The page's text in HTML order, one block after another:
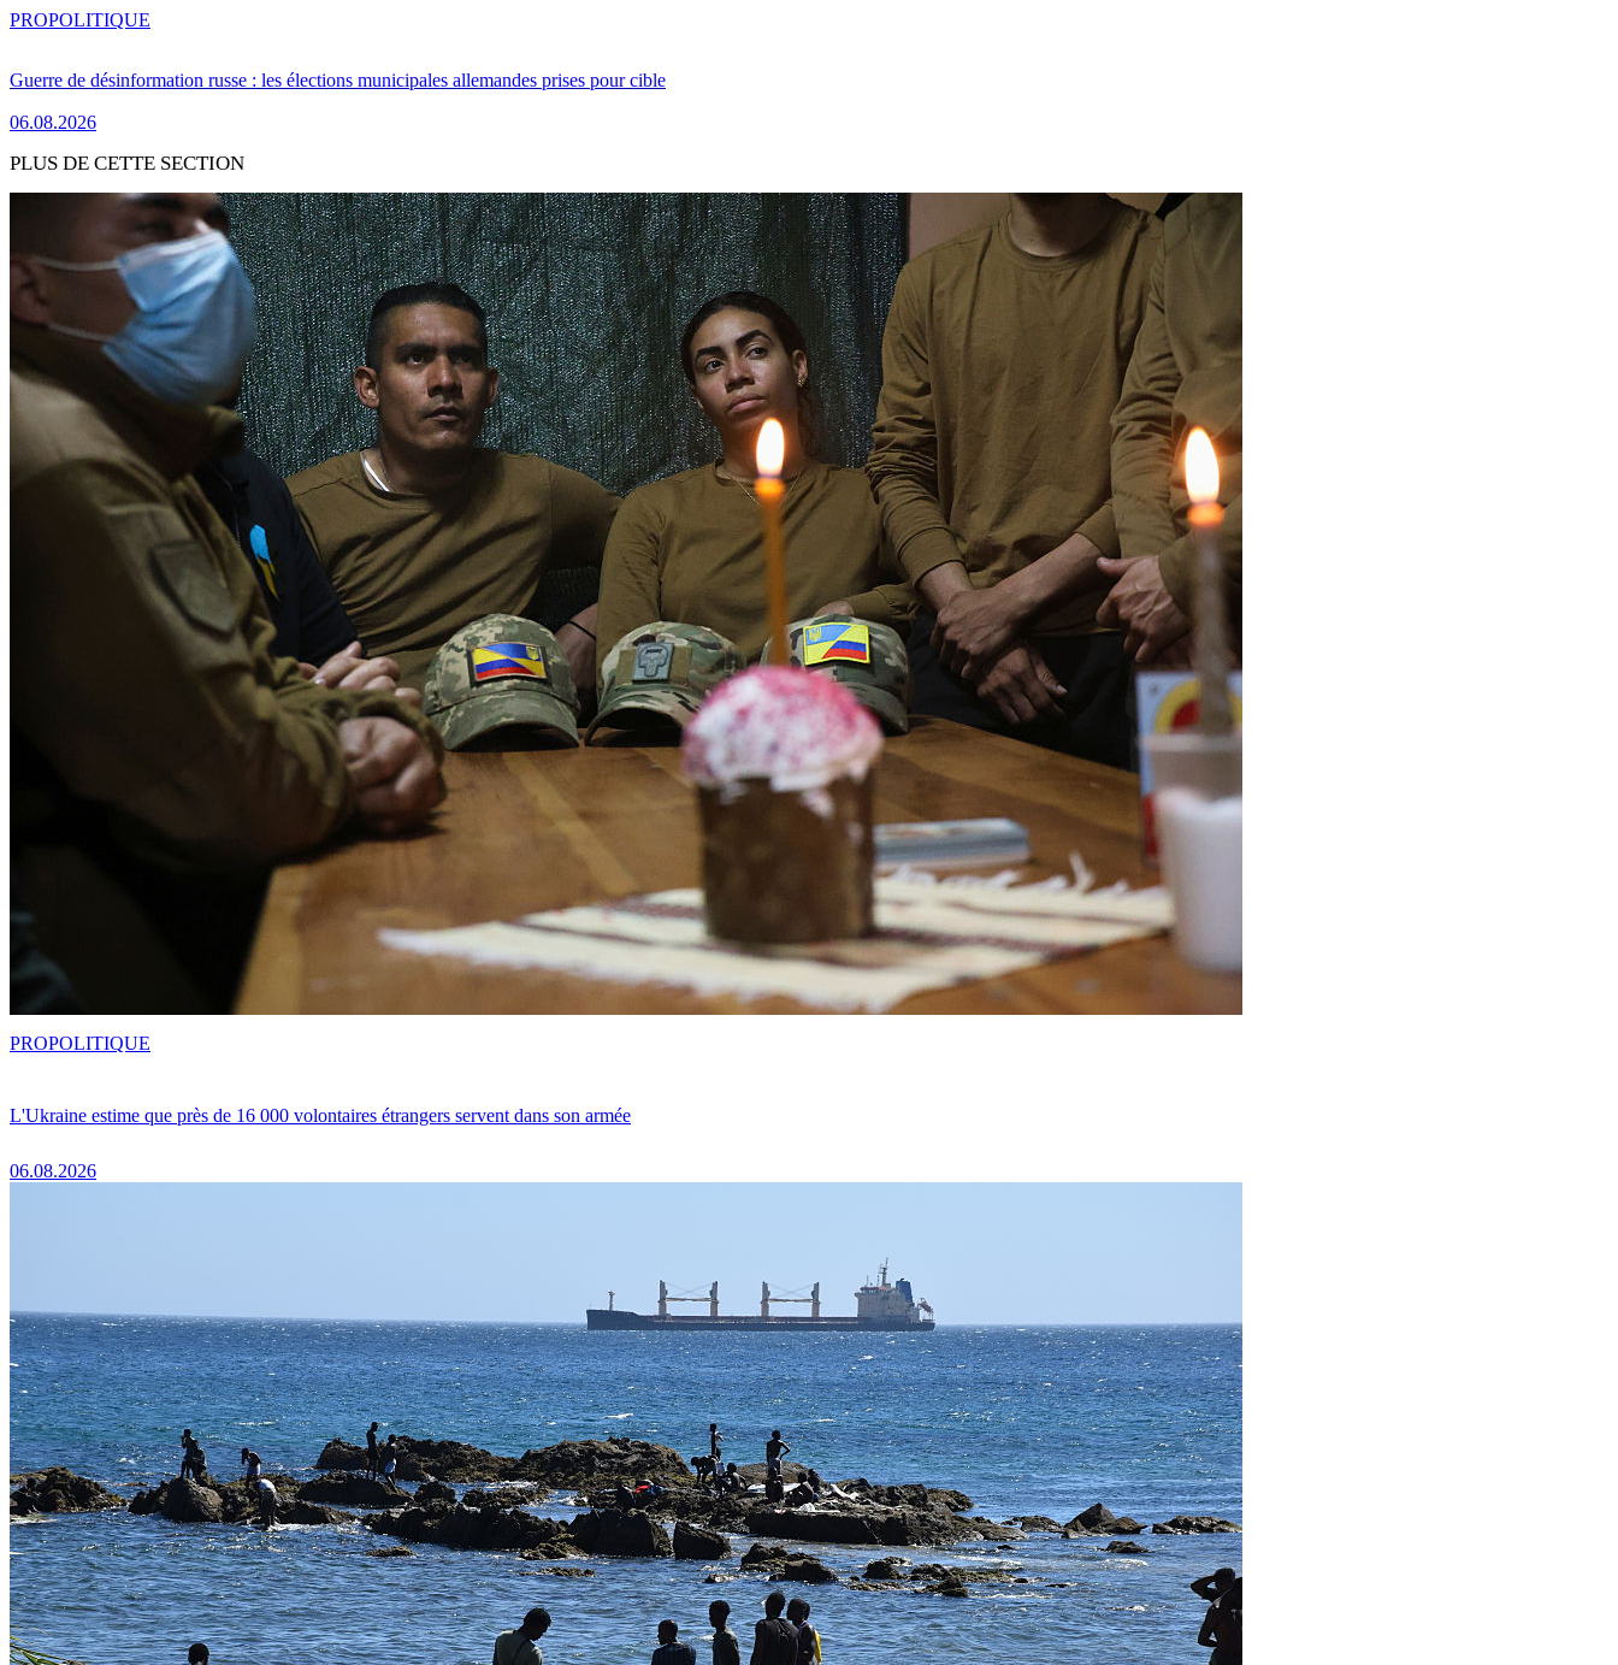
Guerre de désinformation russe : les élections municipales allemandes prises pour cible
06.08.2026
PROPOLITIQUE
PLUS DE CETTE SECTION
L'Ukraine estime que près de 16 000 volontaires étrangers servent dans son armée
06.08.2026
PROPOLITIQUE